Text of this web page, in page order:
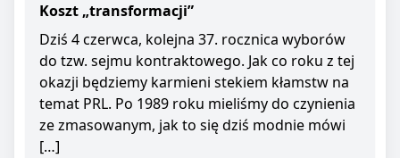
Koszt „transformacji”
Dziś 4 czerwca, kolejna 37. rocznica wyborów
do tzw. sejmu kontraktowego. Jak co roku z tej
okazji będziemy karmieni stekiem kłamstw na
temat PRL. Po 1989 roku mieliśmy do czynienia
ze zmasowanym, jak to się dziś modnie mówi
[…]